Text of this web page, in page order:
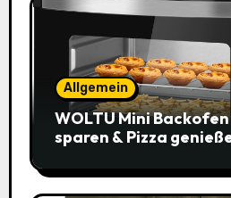
Allgemein
WOLTU Mini Backofen
sparen & Pizza